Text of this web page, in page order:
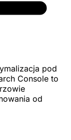
pod
Console to
od